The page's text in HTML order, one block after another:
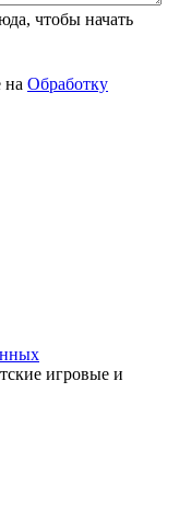
чтобы начать
на Обработку
игровые и